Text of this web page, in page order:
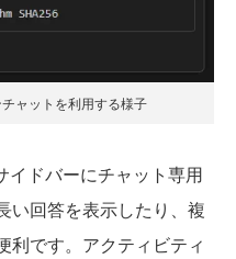
ャットを利用する様子
ドバーにチャット専用
い回答を表示したり、複
利です。アクティビティ